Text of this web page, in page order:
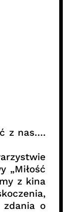
z nas….
„Miłość
z kina
o